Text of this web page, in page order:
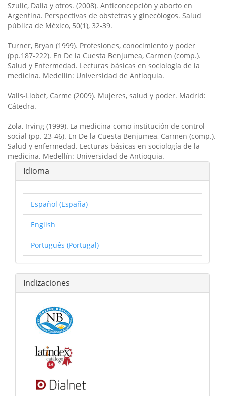
Szulic, Dalia y otros. (2008). Anticoncepción y aborto en
Argentina. Perspectivas de obstetras y ginecólogos. Salud
pública de México, 50(1), 32-39.
Turner, Bryan (1999). Profesiones, conocimiento y poder
(pp.187-222). En De la Cuesta Benjumea, Carmen (comp.).
Salud y Enfermedad. Lecturas básicas en sociología de la
medicina. Medellín: Universidad de Antioquia.
Valls-Llobet, Carme (2009). Mujeres, salud y poder. Madrid:
Cátedra.
Zola, Irving (1999). La medicina como institución de control
social (pp. 23-46). En De la Cuesta Benjumea, Carmen (comp.).
Salud y enfermedad. Lecturas básicas en sociología de la
medicina. Medellín: Universidad de Antioquia.
Idioma
Español (España)
English
Português (Portugal)
Indizaciones